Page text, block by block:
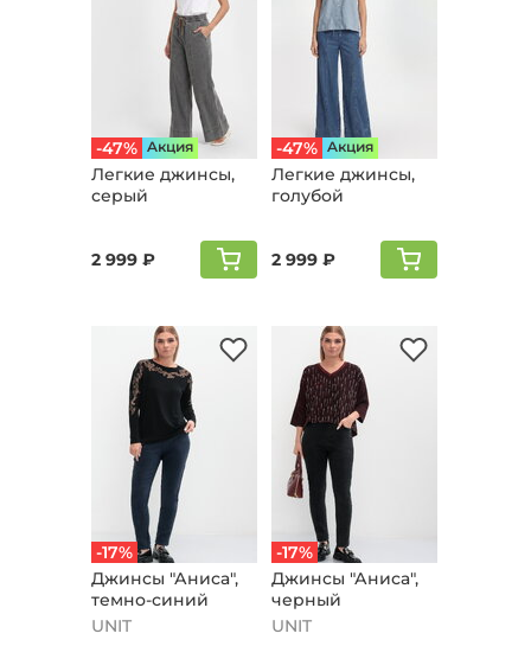
-47% Aкция
Легкие джинсы,
серый
2 999 ₽
-47% Aкция
Легкие джинсы,
голубой
2 999 ₽
-17%
Джинсы "Аниса",
темно-синий
UNIT
-17%
Джинсы "Аниса",
черный
UNIT